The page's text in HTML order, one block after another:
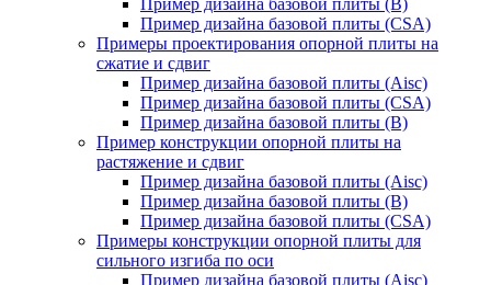
Пример дизайна базовой плиты (В)
Пример дизайна базовой плиты (CSA)
Примеры проектирования опорной плиты на
сжатие и сдвиг
Пример дизайна базовой плиты (Aisc)
Пример дизайна базовой плиты (CSA)
Пример дизайна базовой плиты (В)
Пример конструкции опорной плиты на
растяжение и сдвиг
Пример дизайна базовой плиты (Aisc)
Пример дизайна базовой плиты (В)
Пример дизайна базовой плиты (CSA)
Примеры конструкции опорной плиты для
сильного изгиба по оси
Пример дизайна базовой плиты (Aisc)